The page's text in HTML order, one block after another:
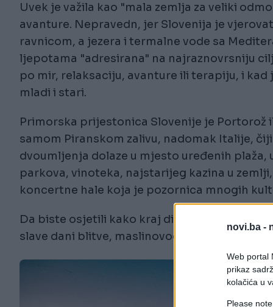
novi.ba -
Web portal
prikaz
kolačića u
Please
Uvek je važila kao "mala zemlja za veliki
avanture. Nepravedn, jer Slovenija je
ravnicom, a jezera i termalne vode sa
ljepotama "adresirana" na najraznovrsniju
po mir, relaksaciju, avanture ili terapiju, i kad
mladi i stari.
Primorska prijestonica Slovenije je Portorož
samom Piranskom zalivu, nadomak Italije,
dvoumljenja dolaze u mjesto uređenih
parkova, vinoteka, najstarijeg kazina u
koncertne hale koja je pozornica mnogih
Da biste osjetili kako kraj diše, posjetite
slave dani blitve, maslinovog ulja, bijelog luka,